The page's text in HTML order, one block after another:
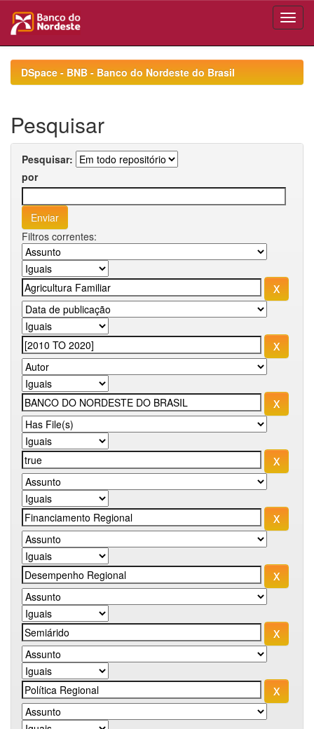
navigationDSpace - BNB - Banco do Nordeste do Brasil
Pesquisar
Pesquisar:
por
Filtros correntes: